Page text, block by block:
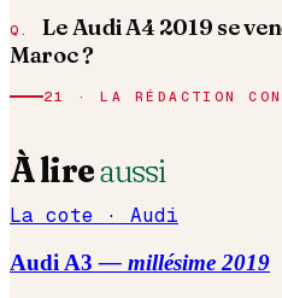
Le Audi A4 2019 se
Maroc ?
21 · LA RÉDACTION
À lireaussi
La cote · Audi
AudiA3 — millésime2019